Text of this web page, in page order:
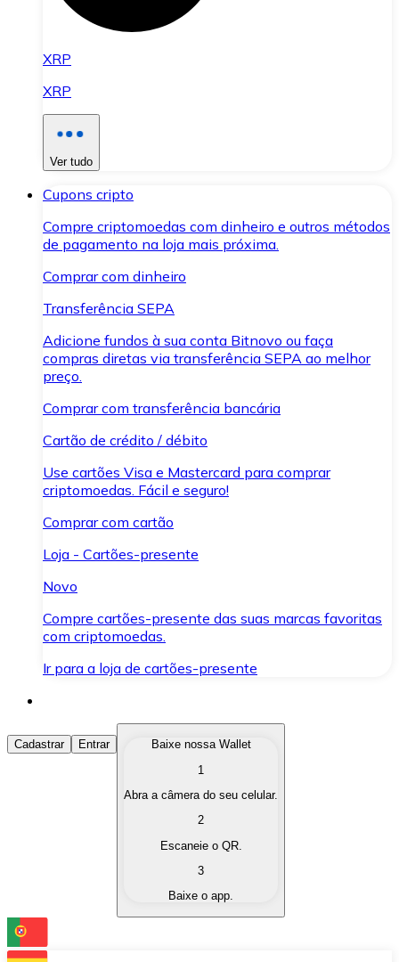
XRP
XRP
Ver tudo
Cupons cripto
Compre criptomoedas com dinheiro e outros métodos
de pagamento na loja mais próxima.
Comprar com dinheiro
Transferência SEPA
Adicione fundos à sua conta Bitnovo ou faça
compras diretas via transferência SEPA ao melhor
preço.
Comprar com transferência bancária
Cartão de crédito / débito
Use cartões Visa e Mastercard para comprar
criptomoedas. Fácil e seguro!
Comprar com cartão
Loja - Cartões-presente
Novo
Compre cartões-presente das suas marcas favoritas
com criptomoedas.
Ir para a loja de cartões-presente
Comprar Criptomoedas
Compre as criptomoedas de seu interesse de forma
Converta suas criptomoedas em moeda fiduciária
Troque uma criptomoeda por outra
Cadastrar Entrar
Baixe nossa Wallet
1
Abra a câmera do seu celular.
2
Escaneie o QR.
3
Baixe o app.